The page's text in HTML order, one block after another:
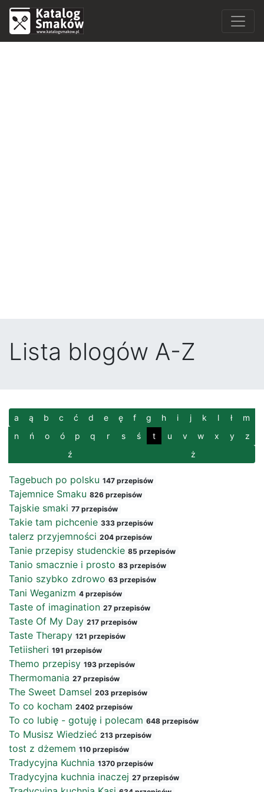
Lista blogów A-Z
a ą b c ć d e ę f g h i j k l ł
m
n
ń o ó p q r s ś t u v w x y
z
ź
ż
Tagebuch po polsku 147 przepisów
Tajemnice Smaku 826 przepisów
Tajskie smaki 77 przepisów
Takie tam pichcenie 333 przepisów
talerz przyjemności 204 przepisów
Tanie przepisy studenckie 85 przepisów
Tanio smacznie i prosto 83 przepisów
Tanio szybko zdrowo 63 przepisów
Tani Weganizm 4 przepisów
Taste of imagination 27 przepisów
Taste Of My Day 217 przepisów
Taste Therapy 121 przepisów
Tetiisheri 191 przepisów
Themo przepisy 193 przepisów
Thermomania 27 przepisów
The Sweet Damsel 203 przepisów
To co kocham 2402 przepisów
To co lubię - gotuję i polecam 648 przepisów
To Musisz Wiedzieć 213 przepisów
tost z dżemem 110 przepisów
Tradycyjna Kuchnia 1370 przepisów
Tradycyjna kuchnia inaczej 27 przepisów